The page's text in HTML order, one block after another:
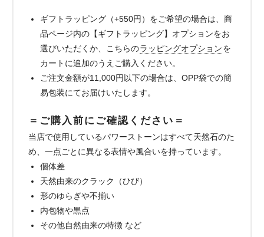
ギフトラッピング（+550円）をご希望の場合は、商
品ページ内の【ギフトラッピング】オプションをお
選びいただくか、こちらのラッピングオプションを
カートに追加のうえご購入ください。
ご注文金額が11,000円以下の場合は、OPP袋での簡
易包装にてお届けいたします。
＝ご購入前にご確認ください＝
当店で使用しているパワーストーンはすべて天然石のた
め、一点ごとに異なる表情や風合いを持っています。
個体差
天然由来のクラック（ひび）
形のゆらぎや不揃い
内包物や黒点
その他自然由来の特徴 など